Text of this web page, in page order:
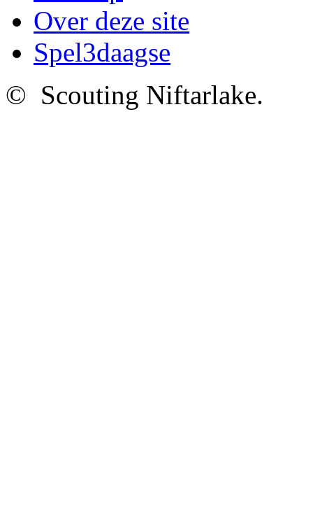
Over deze site
Spel3daagse
© Scouting Niftarlake.